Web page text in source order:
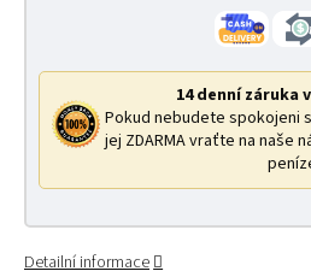
14 denní záruka
Pokud nebudete spokojeni
jej ZDARMA vraťte na naše
Detailní informace